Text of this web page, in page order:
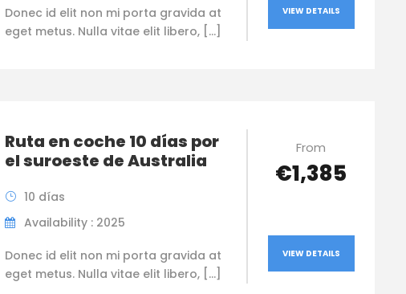
Donec id elit non mi porta gravida at
eget metus. Nulla vitae elit libero, […]
VIEW DETAILS
Ruta en coche 10 días por
el suroeste de Australia
10 días
Availability : 2025
Donec id elit non mi porta gravida at
eget metus. Nulla vitae elit libero, […]
From
€1,385
VIEW DETAILS